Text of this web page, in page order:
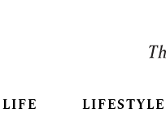
LIFE LIFESTYLE